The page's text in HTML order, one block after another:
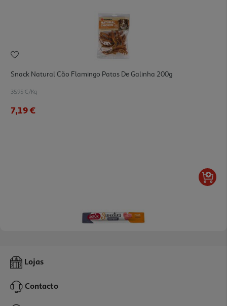
Snack Natural Cão Flamingo Patas De Galinha 200g
35.95 €/Kg
7,19 €
Snack Líquido Para Cão Zolux Sweeties Frango 14g
0,75 €
Lojas
Contacto